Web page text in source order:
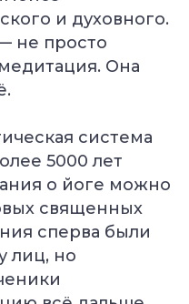
и духовного.
не просто
Она
система
5000 лет
о йоге можно
священных
сперва были
лиц, но